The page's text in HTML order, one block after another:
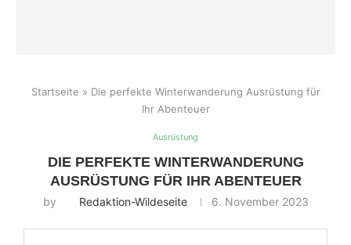
Startseite » Die perfekte Winterwanderung Ausrüstung für
Ihr Abenteuer
Ausrüstung
DIE PERFEKTE WINTERWANDERUNG
AUSRÜSTUNG FÜR IHR ABENTEUER
by Redaktion-Wildeseite 6. November 2023